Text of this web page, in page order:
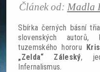
Hry
Fantasy
Sci-fi
Článek od: Madla
Sbírka černých básní
slovenských autorů,
tuzemského hororu
„Zelda“ Záleský,
Infernalismus.